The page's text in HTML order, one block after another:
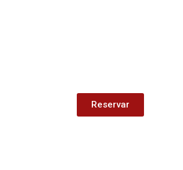
Reservar